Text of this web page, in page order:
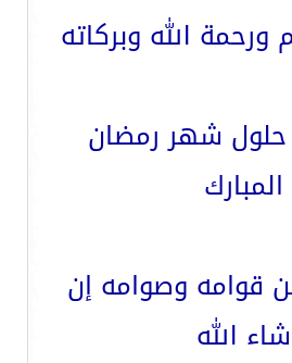
ورحمة الله وبركاته
حلول شهر رمضان
المبارك
قوامه وصوامه إن
شاء الله